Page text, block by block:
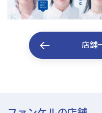
店舗